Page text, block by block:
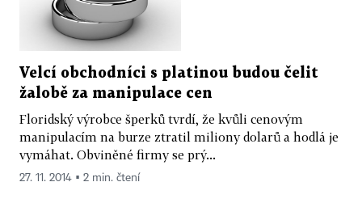
Velcí obchodníci s platinou budou čelit
žalobě za manipulace cen
Floridský výrobce šperků tvrdí, že kvůli cenovým
manipulacím na burze ztratil miliony dolarů a hodlá je
vymáhat. Obviněné firmy se prý...
27. 11. 2014 ▪ 2 min. čtení